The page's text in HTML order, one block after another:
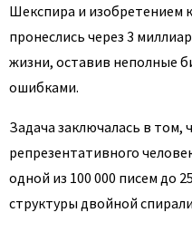
Шекспира и изобретением
пронеслись через 3
жизни, оставив неполные
ошибками.
Задача заключалась в том,
репрезентативного
одной из 100 000 писем до
структуры двойной